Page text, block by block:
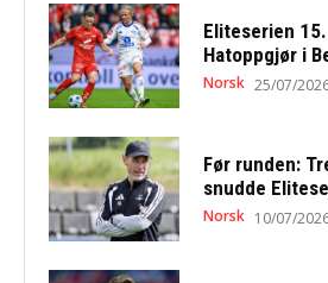
Eliteserien
Hatoppgjør i
Norsk 25/07/
Før runden:
snudde
Norsk 10/07/